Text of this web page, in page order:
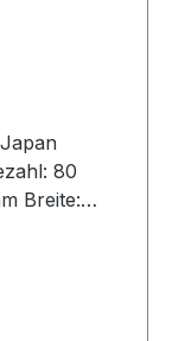
80
Breite: